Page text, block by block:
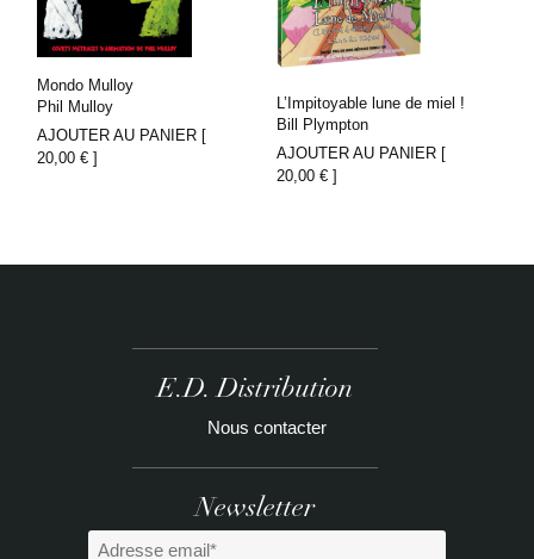
Mondo Mulloy
Phil Mulloy
AJOUTER AU PANIER [
20,00€ ]
L’Impitoyable lune de miel !
Bill Plympton
AJOUTER AU PANIER [
20,00 €]
E.D. Distribution
Nous contacter
Newsletter